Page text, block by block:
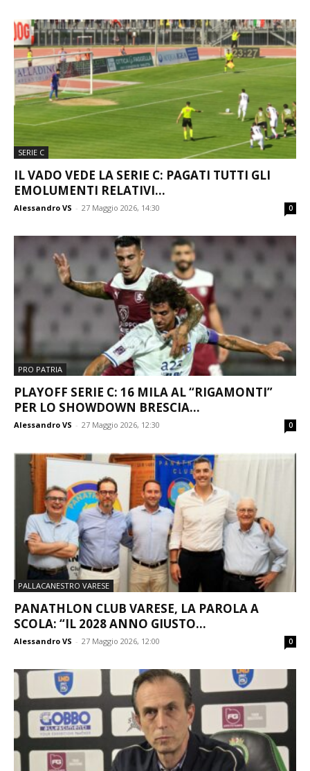
SERIE C
IL VADO VEDE LA SERIE C: PAGATI TUTTI GLI
EMOLUMENTI RELATIVI...
Alessandro VS - 27 Maggio 2026, 14:30 0
PRO PATRIA
PLAYOFF SERIE C: 16 MILA AL “RIGAMONTI”
PER LO SHOWDOWN BRESCIA...
Alessandro VS - 27 Maggio 2026, 12:30 0
PALLACANESTRO VARESE
PANATHLON CLUB VARESE, LA PAROLA A
SCOLA: “IL 2028 ANNO GIUSTO...
Alessandro VS - 27 Maggio 2026, 12:00 0